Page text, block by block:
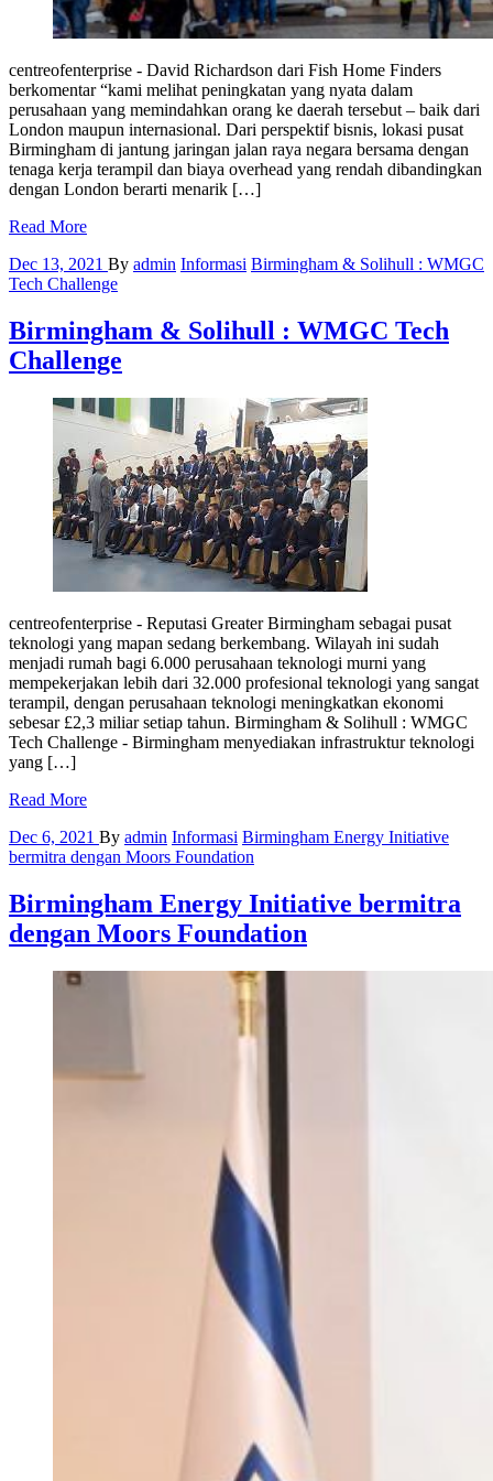
centreofenterprise - David Richardson dari Fish Home Finders
berkomentar “kami melihat peningkatan yang nyata dalam
perusahaan yang memindahkan orang ke daerah tersebut – baik dari
London maupun internasional. Dari perspektif bisnis, lokasi pusat
Birmingham di jantung jaringan jalan raya negara bersama dengan
tenaga kerja terampil dan biaya overhead yang rendah dibandingkan
dengan London berarti menarik […]
Read More
Dec 13, 2021 By admin Informasi Birmingham & Solihull : WMGC
Tech Challenge
Birmingham & Solihull : WMGC Tech
Challenge
centreofenterprise - Reputasi Greater Birmingham sebagai pusat
teknologi yang mapan sedang berkembang. Wilayah ini sudah
menjadi rumah bagi 6.000 perusahaan teknologi murni yang
mempekerjakan lebih dari 32.000 profesional teknologi yang sangat
terampil, dengan perusahaan teknologi meningkatkan ekonomi
sebesar £2,3 miliar setiap tahun. Birmingham & Solihull : WMGC
Tech Challenge - Birmingham menyediakan infrastruktur teknologi
yang […]
Read More
Dec 6, 2021 By admin Informasi Birmingham Energy Initiative
bermitra dengan Moors Foundation
Birmingham Energy Initiative bermitra
dengan Moors Foundation